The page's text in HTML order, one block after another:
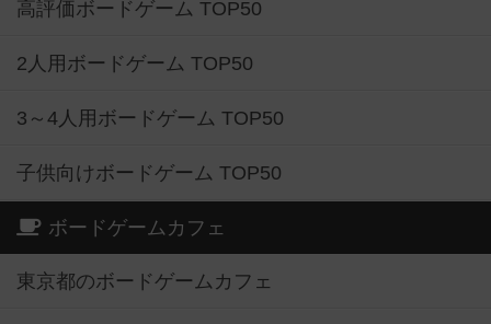
高評価ボードゲーム TOP50
2人用ボードゲーム TOP50
3～4人用ボードゲーム TOP50
子供向けボードゲーム TOP50
ボードゲームカフェ
東京都のボードゲームカフェ